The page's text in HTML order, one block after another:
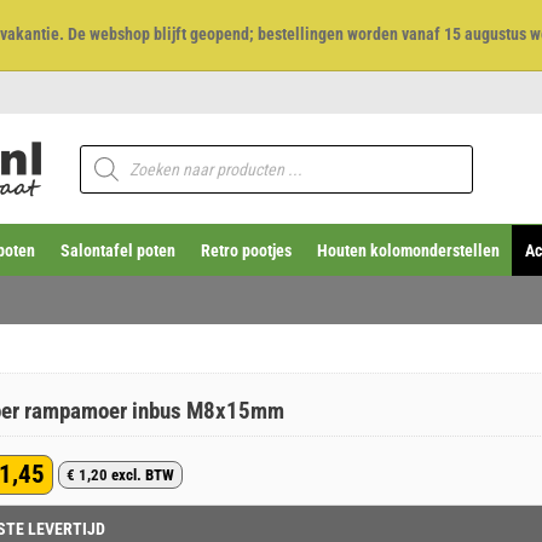
De webshop blijft geopend; bestellingen worden vanaf 15 augustus
Producten
zoeken
Salontafel poten Retro pootjes Houten kolomonderstellen
rampamoer inbus M8x15mm
1,45 € 1,20 excl. BTW
LEVERTIJD